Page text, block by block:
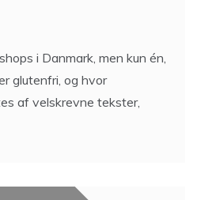
i Danmark, men kun én,
glutenfri, og hvor
af velskrevne tekster,